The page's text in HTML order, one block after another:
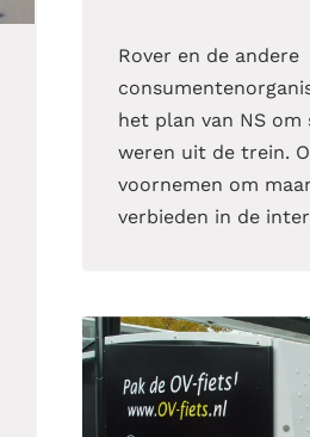
Rover en de andere
het plan van NS
weren uit de trein.
voornemen om
verbieden in de